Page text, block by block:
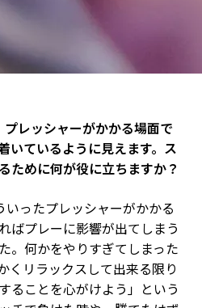
レッシャーがかかる場面で
いているように見えます。ス
ために何が役に立ちますか？
いったプレッシャーがかかる
ばプレーに影響が出てしまう
。何かをやりすぎてしまった
くリラックスして出来る限り
ることを心がけよう」という